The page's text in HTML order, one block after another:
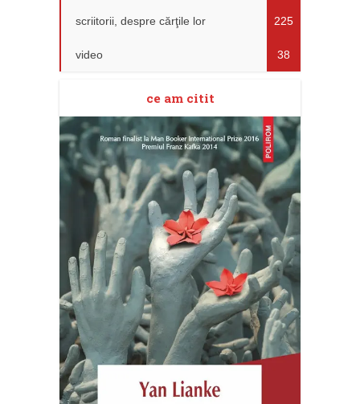
scriitorii, despre cărţile lor 225
video 38
ce am citit